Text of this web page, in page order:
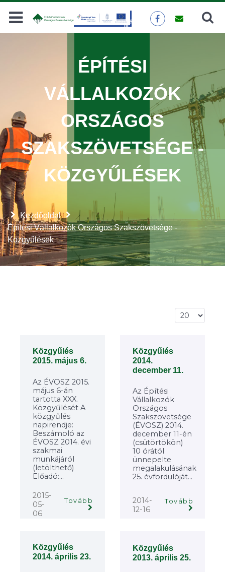
Keresés
Kezdőoldal
Építési Vállalkozók Országos Szakszövetsége -
Közgyűlések
ÉPÍTÉSI
VÁLLALKOZÓK
ORSZÁGOS
SZAKSZÖVETSÉGE -
KÖZGYŰLÉSEK
Tételek #
Közgyűlés
2015. május 6.
Az ÉVOSZ 2015.
május 6-án
tartotta XXX.
Közgyűlését A
közgyűlés
napirendje:
Beszámoló az
ÉVOSZ 2014. évi
szakmai
munkájáról
(letölthető)
Előadó:...
2015-
05-
06
Tovább
Közgyűlés
2014.
december 11.
Az Építési
Vállalkozók
Országos
Szakszövetsége
(ÉVOSZ) 2014.
december 11-én
(csütörtökön)
10 órától
ünnepelte
megalakulásának
25. évfordulóját...
2014-
12-16
Tovább
Közgyűlés
2014. április 23.
Közgyűlés
2013. április 25.